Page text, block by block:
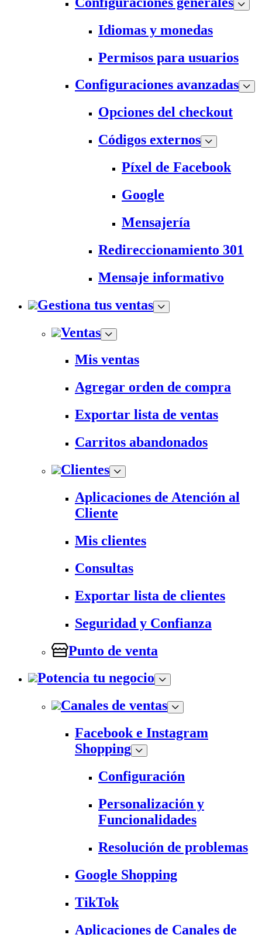
Idiomas y monedas
Permisos para usuarios
Configuraciones avanzadas
Opciones del checkout
Códigos externos
Píxel de Facebook
Google
Mensajería
Redireccionamiento 301
Mensaje informativo
Gestiona tus ventas
Ventas
Mis ventas
Agregar orden de compra
Exportar lista de ventas
Carritos abandonados
Clientes
Aplicaciones de Atención al
Cliente
Mis clientes
Consultas
Exportar lista de clientes
Seguridad y Confianza
Punto de venta
Potencia tu negocio
Canales de ventas
Facebook e Instagram
Shopping
Configuración
Personalización y
Funcionalidades
Resolución de problemas
Google Shopping
TikTok
Aplicaciones de Canales de